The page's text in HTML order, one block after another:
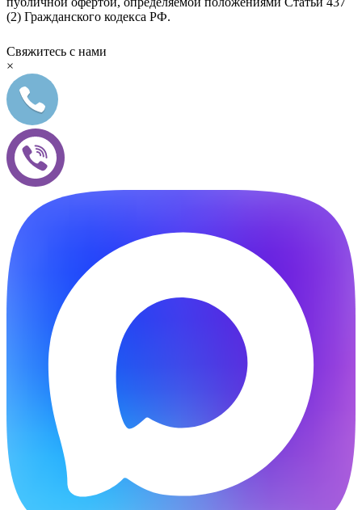
(2) Гражданского кодекса РФ.
Свяжитесь с нами
×